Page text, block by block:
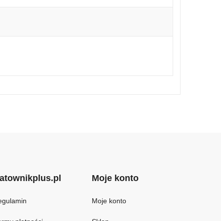
Moje konto
Moje konto